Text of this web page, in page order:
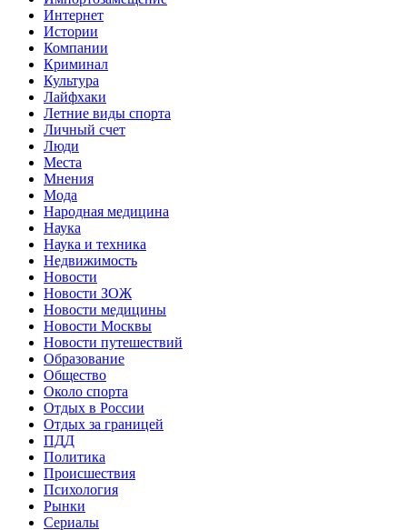
Интернет
Истории
Компании
Криминал
Культура
Лайфхаки
Летние виды спорта
Личный счет
Люди
Места
Мнения
Мода
Народная медицина
Наука
Наука и техника
Недвижимость
Новости
Новости ЗОЖ
Новости медицины
Новости Москвы
Новости путешествий
Образование
Общество
Около спорта
Отдых в России
Отдых за границей
ПДД
Политика
Происшествия
Психология
Рынки
Сериалы